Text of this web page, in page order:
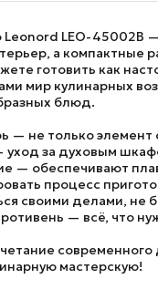
LEO-45002B
а компактные
готовить как
мир кулинарных
блюд.
— не только элемент
уход за духовым
— обеспечивают
процесс
своими делами, не
— всё, что
мастерскую!